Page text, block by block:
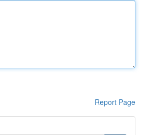
Report Page